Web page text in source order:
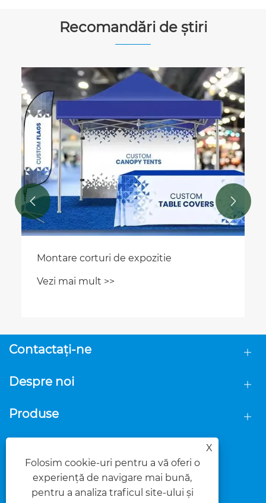
Recomandări de știri
Montare corturi de expozitie
Vezi mai mult >>
 
Contactaţi-ne
Despre noi
Produse
X
Folosim cookie-uri pentru a vă oferi o
experiență de navigare mai bună,
pentru a analiza traficul site-ului și